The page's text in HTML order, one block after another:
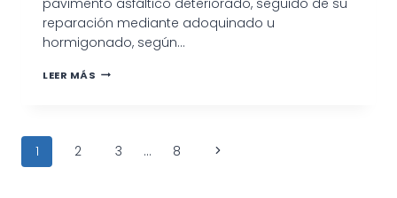
reparación mediante adoquinado u
hormigonado, según…
LEER MÁS CONTINÚAN
URBANO
Navegación
1 2 3 … 8
Siguiente